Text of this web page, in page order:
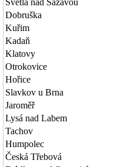
Světlá nad Sázavou
Dobruška
Kuřim
Kadaň
Klatovy
Otrokovice
Hořice
Slavkov u Brna
Jaroměř
Lysá nad Labem
Tachov
Humpolec
Česká Třebová